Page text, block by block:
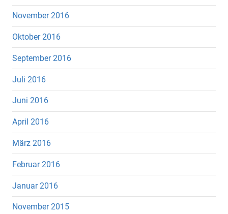
November 2016
Oktober 2016
September 2016
Juli 2016
Juni 2016
April 2016
März 2016
Februar 2016
Januar 2016
November 2015